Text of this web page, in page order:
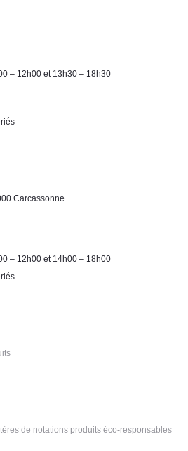
– 12h00 et 13h30 – 18h30
Carcassonne
– 12h00 et 14h00 – 18h00
de notations produits éco-responsables